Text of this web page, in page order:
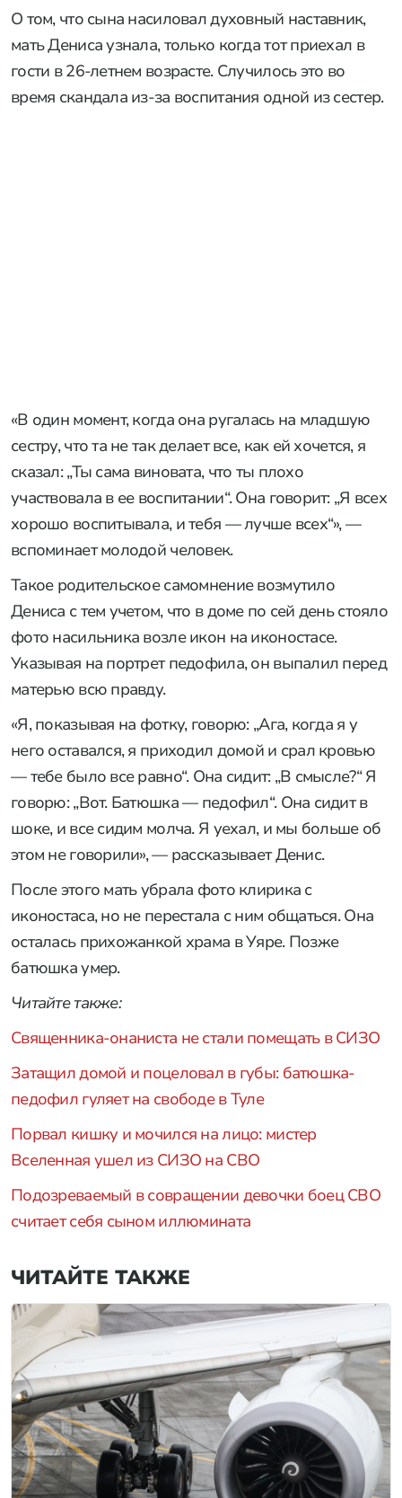
О том, что сына насиловал духовный наставник,
мать Дениса узнала, только когда тот приехал в
гости в 26-летнем возрасте. Случилось это во
время скандала из-за воспитания одной из сестер.
«В один момент, когда она ругалась на младшую
сестру, что та не так делает все, как ей хочется, я
сказал: „Ты сама виновата, что ты плохо
участвовала в ее воспитании“. Она говорит: „Я всех
хорошо воспитывала, и тебя — лучше всех“», —
вспоминает молодой человек.
Такое родительское самомнение возмутило
Дениса с тем учетом, что в доме по сей день стояло
фото насильника возле икон на иконостасе.
Указывая на портрет педофила, он выпалил перед
матерью всю правду.
«Я, показывая на фотку, говорю: „Ага, когда я у
него оставался, я приходил домой и срал кровью
— тебе было все равно“. Она сидит: „В смысле?“ Я
говорю: „Вот. Батюшка — педофил“. Она сидит в
шоке, и все сидим молча. Я уехал, и мы больше об
этом не говорили», — рассказывает Денис.
После этого мать убрала фото клирика с
иконостаса, но не перестала с ним общаться. Она
осталась прихожанкой храма в Уяре. Позже
батюшка умер.
Читайте также:
Священника-онаниста не стали помещать в СИЗО
Затащил домой и поцеловал в губы: батюшка-
педофил гуляет на свободе в Туле
Порвал кишку и мочился на лицо: мистер
Вселенная ушел из СИЗО на СВО
Подозреваемый в совращении девочки боец СВО
считает себя сыном иллюмината
ЧИТАЙТЕ ТАКЖЕ